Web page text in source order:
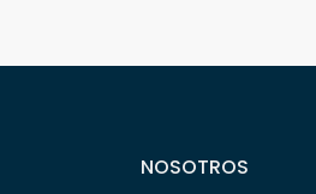
NOSOTROS